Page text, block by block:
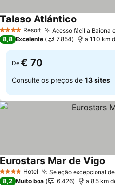
4 EstrelasResort Acesso fácil a Baiona
Talaso Atlántico
8,8 Excelente 7.854 a 11.0 km
De € 70
Consulte os preços de 13 sites
4 EstrelasHotel Seleção excepcional
Eurostars Mar de Vigo
8,2 Muito boa 6.426 a 8.5 km